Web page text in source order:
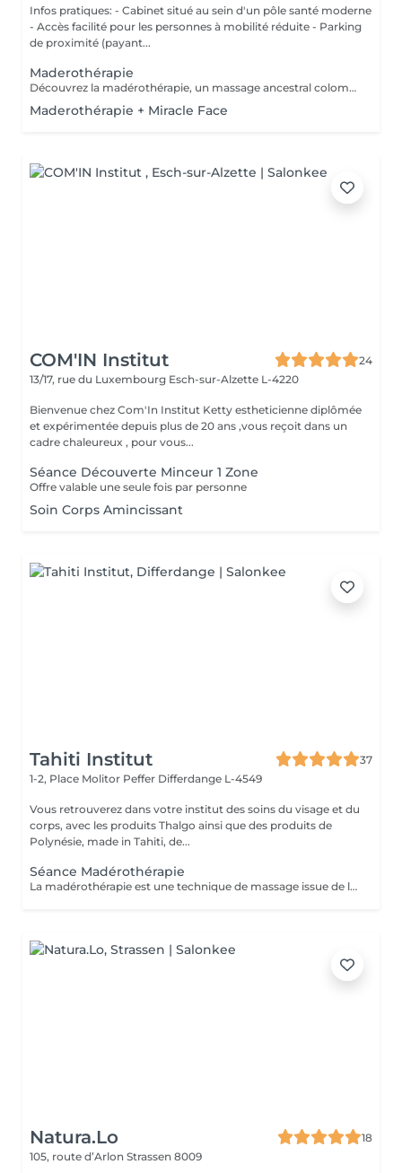
Infos pratiques: - Cabinet situé au sein d'un pôle santé moderne
- Accès facilité pour les personnes à mobilité réduite - Parking
de proximité (payant...
Maderothérapie
Découvrez la madérothérapie, un massage ancestral colombien réalisé avec des instruments en bois. Performant sur la cellulite, le raffermissement de la peau et la détente musculaire, il stimule la circulation sanguine et lymphatique pour un effet sculptant naturel et durable. Sélectionnez votre zone...sensation de bien-être garanties! Contre-indications: oedèmes, phlébites, affections cutanées, grossesse. Recommandations: Un drainage lymphatique sera toujours préconisé en amont pour bénéficier d'une qualité optimale de soin. Cure de 1 séance/ semaine sur une courte période pour un résultat express, puis entretien toutes les 3 semaines.
Maderothérapie + Miracle Face
COM'IN Institut
24
13/17, rue du Luxembourg Esch-sur-Alzette L-4220
Bienvenue chez Com'In Institut Ketty estheticienne diplômée
et expérimentée depuis plus de 20 ans ,vous reçoit dans un
cadre chaleureux , pour vous...
Séance Découverte Minceur 1 Zone
Offre valable une seule fois par personne
Soin Corps Amincissant
Tahiti Institut
37
1-2, Place Molitor Peffer Differdange L-4549
Vous retrouverez dans votre institut des soins du visage et du
corps, avec les produits Thalgo ainsi que des produits de
Polynésie, made in Tahiti, de...
Séance Madérothérapie
La madérothérapie est une technique de massage issue de la médecine orientale qui utilise des instruments en bois, ce qui remodèle le corps et lisse la peau. Cela reste un modelage esthétique qui élimine la peau d'orange et affine les traits du corps, il n'est en rien médical, on travaille sur 2 zones lors de la séance.
Natura.Lo
18
105, route d’Arlon Strassen 8009